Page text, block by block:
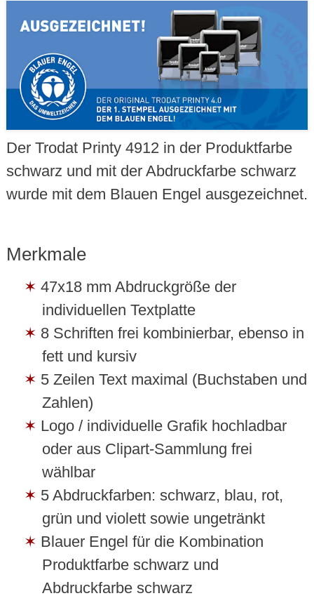
Der Trodat Printy 4912 in der Produktfarbe
schwarz und mit der Abdruckfarbe schwarz
wurde mit dem Blauen Engel ausgezeichnet.
Merkmale
47x18 mm Abdruckgröße der
individuellen Textplatte
8 Schriften frei kombinierbar, ebenso in
fett und kursiv
5 Zeilen Text maximal (Buchstaben und
Zahlen)
Logo / individuelle Grafik hochladbar
oder aus Clipart-Sammlung frei
wählbar
5 Abdruckfarben: schwarz, blau, rot,
grün und violett sowie ungetränkt
Blauer Engel für die Kombination
Produktfarbe schwarz und
Abdruckfarbe schwarz